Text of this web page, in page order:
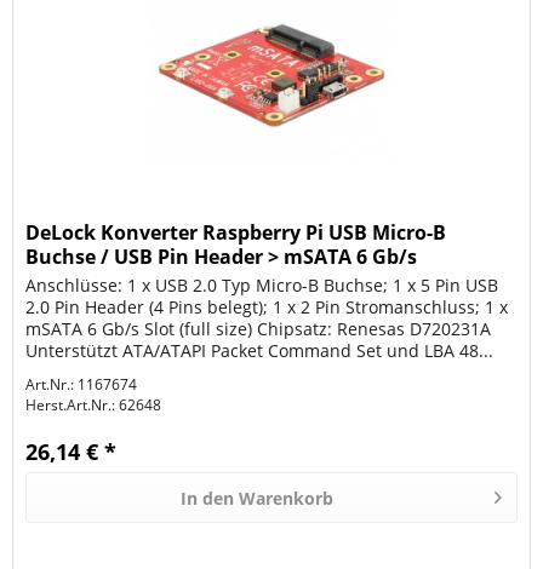
DeLock Konverter Raspberry Pi USB Micro-B
Buchse / USB Pin Header > mSATA 6 Gb/s
Anschlüsse: 1 x USB 2.0 Typ Micro-B Buchse; 1 x 5 Pin USB
2.0 Pin Header (4 Pins belegt); 1 x 2 Pin Stromanschluss; 1 x
mSATA 6 Gb/s Slot (full size) Chipsatz: Renesas D720231A
Unterstützt ATA/ATAPI Packet Command Set und LBA 48...
Art.Nr.: 1167674
Herst.Art.Nr.:62648
26,14 € *
In den Warenkorb